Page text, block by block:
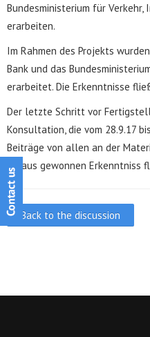
Bundesministerium für
erarbeiten.
Im Rahmen des Projekts
Bank und das
erarbeitet. Die Erkenntnisse
Der letzte Schritt vor
Konsultation, die vom 28.9.17
Beiträge von allen an der
daraus gewonnen Erkenntniss
Back to the discussion